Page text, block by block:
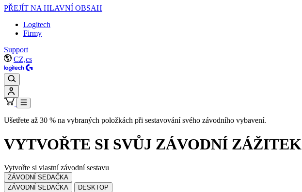
PŘEJÍT NA HLAVNÍ OBSAH
Logitech
Firmy
Support
CZ,cs
Ušetřete až 30 % na vybraných položkách při sestavování svého závodního vybavení.
VYTVOŘTE SI SVŮJ ZÁVODNÍ ZÁŽITEK
Vytvořte si vlastní závodní sestavu
ZÁVODNÍ SEDAČKA
ZÁVODNÍ SEDAČKA
DESKTOP